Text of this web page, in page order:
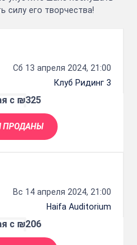
силу его творчества!
Сб 13 апреля 2024, 21:00
Клуб Ридинг 3
с ₪325
ПРОДАНЫ
Вс 14 апреля 2024, 21:00
Haifa Auditorium
с ₪206